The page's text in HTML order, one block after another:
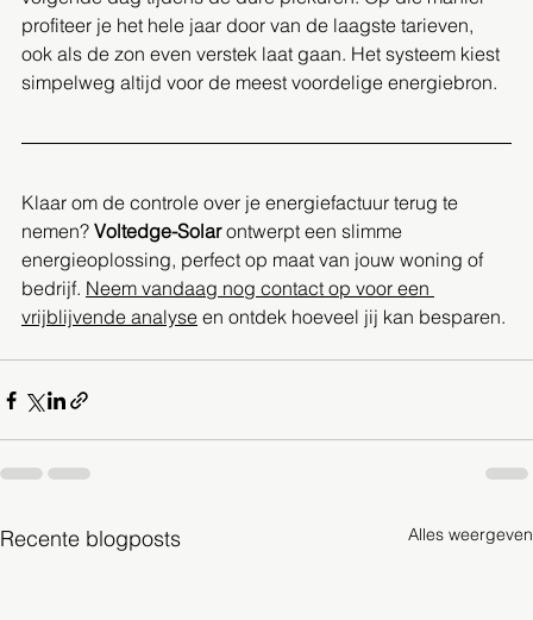
profiteer je het hele jaar door van de laagste tarieven,
ook als de zon even verstek laat gaan. Het systeem kiest
simpelweg altijd voor de meest voordelige energiebron.
Klaar om de controle over je energiefactuur terug te
nemen? Voltedge-Solar ontwerpt een slimme
energieoplossing, perfect op maat van jouw woning of
bedrijf. Neem vandaag nog contact op voor een
vrijblijvende analyse en ontdek hoeveel jij kan besparen.
Recente blogposts Alles weergeven